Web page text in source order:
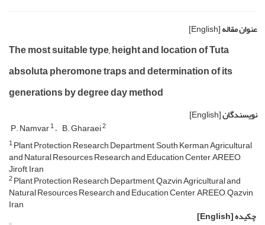
عنوان مقاله[English]
The most suitable type, height and location of Tuta
absoluta pheromone traps and determination of its
generations by degree day method
نویسندگان[English]
P. Namvar1 B. Gharaei2
1Plant Protection Research Department, South Kerman Agricultural
and Natural Resources Research and Education Center, AREEO,
Jiroft, Iran
2Plant Protection Research Department, Qazvin Agricultural and
Natural Resources Research and Education Center, AREEO, Qazvin,
Iran
چکیده[English]